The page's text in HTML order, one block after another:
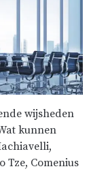
wijsheden
kunnen
Tze, Comenius